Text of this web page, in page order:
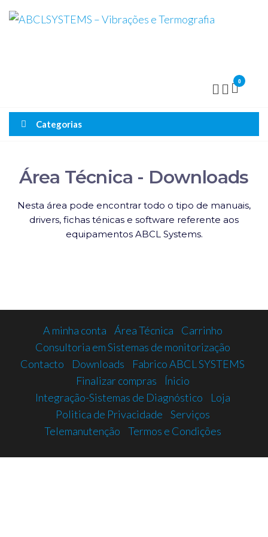
0
Categorias
Área Técnica - Downloads
Nesta área pode encontrar todo o tipo de manuais,
drivers, fichas ténicas e software referente aos
equipamentos ABCL Systems.
A minha conta Área Técnica
Carrinho
Consultoria em Sistemas de monitorização
Contacto
Downloads
Fabrico ABCL SYSTEMS
Finalizar compras
Ínicio
Integração-Sistemas de Diagnóstico
Loja
Politica de Privacidade
Serviços
Telemanutenção
Termos e Condições